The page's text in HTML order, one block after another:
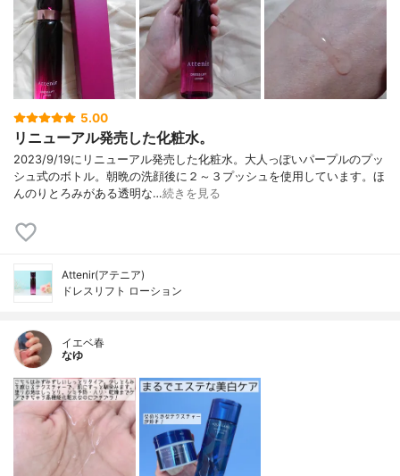
5.00
リニューアル発売した化粧水。
2023/9/19にリニューアル発売した化粧水。大人っぽいパープルのプッ
シュ式のボトル。朝晩の洗顔後に２～３プッシュを使用しています。ほ
んのりとろみがある透明な…続きを見る
Attenir(アテニア)
ドレスリフト ローション
イエベ春
なゆ